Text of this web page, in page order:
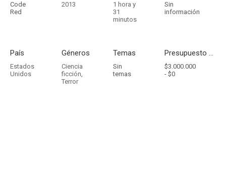
Code
Red
2013
1 hora y
31
minutos
Sin
información
País
Estados
Unidos
Géneros
Ciencia
ficción,
Terror
Temas
Sin
temas
Presupuesto - Ingresos
$3.000.000
- $0